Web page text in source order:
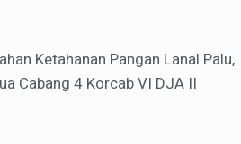
Ketahanan Pangan Lanal Palu,
Cabang 4 Korcab VI DJA II